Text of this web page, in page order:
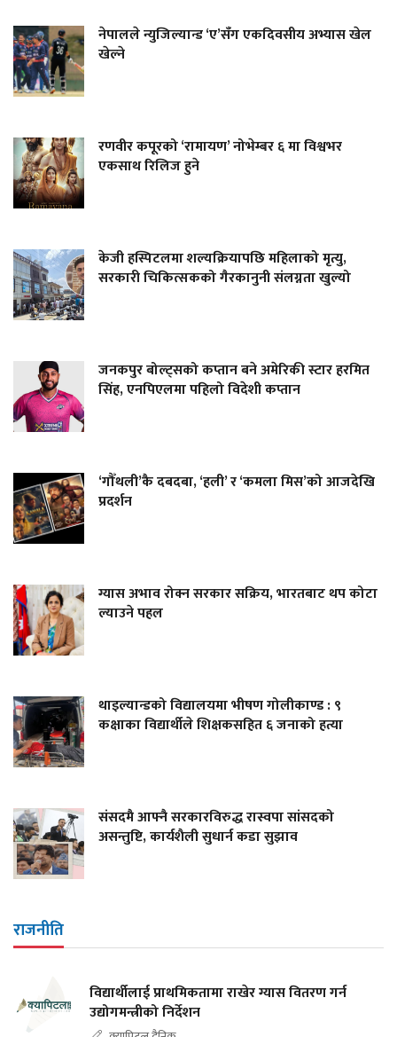
नेपालले न्युजिल्यान्ड ‘ए’सँग एकदिवसीय अभ्यास खेल
खेल्ने
रणवीर कपूरको ‘रामायण’ नोभेम्बर ६ मा विश्वभर
एकसाथ रिलिज हुने
केजी हस्पिटलमा शल्यक्रियापछि महिलाको मृत्यु,
सरकारी चिकित्सकको गैरकानुनी संलग्नता खुल्यो
जनकपुर बोल्ट्सको कप्तान बने अमेरिकी स्टार हरमित
सिंह, एनपिएलमा पहिलो विदेशी कप्तान
‘गौँथली’कै दबदबा, ‘हली’ र ‘कमला मिस’को आजदेखि
प्रदर्शन
ग्यास अभाव रोक्न सरकार सक्रिय, भारतबाट थप कोटा
ल्याउने पहल
थाइल्यान्डको विद्यालयमा भीषण गोलीकाण्ड : ९
कक्षाका विद्यार्थीले शिक्षकसहित ६ जनाको हत्या
संसदमै आफ्नै सरकारविरुद्ध रास्वपा सांसदको
असन्तुष्टि, कार्यशैली सुधार्न कडा सुझाव
राजनीति
विद्यार्थीलाई प्राथमिकतामा राखेर ग्यास वितरण गर्न
उद्योगमन्त्रीको निर्देशन